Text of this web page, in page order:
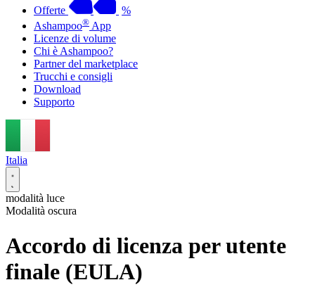
Offerte
%
Ashampoo® App
Licenze di volume
Chi è Ashampoo?
Partner del marketplace
Trucchi e consigli
Download
Supporto
Italia
modalità luce
Modalità oscura
Accordo di licenza per utente
finale (EULA)